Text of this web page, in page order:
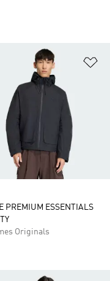
la Liste de produits
PREMIUM ESSENTIALS
Originals